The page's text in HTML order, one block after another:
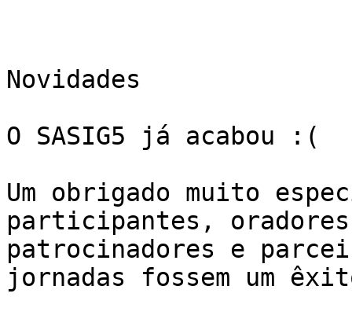
Novidades
O SASIG5 já acabou :(
Um obrigado muito
participantes,
patrocinadores e
jornadas fossem um